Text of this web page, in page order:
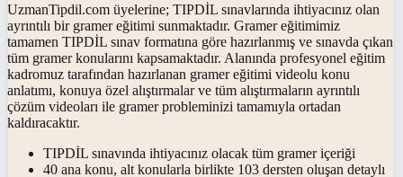
UzmanTipdil.com üyelerine; TIPDİL sınavlarında ihtiyacınız olan
ayrıntılı bir gramer eğitimi sunmaktadır. Gramer eğitimimiz
tamamen TIPDİL sınav formatına göre hazırlanmış ve sınavda çıkan
tüm gramer konularını kapsamaktadır. Alanında profesyonel eğitim
kadromuz tarafından hazırlanan gramer eğitimi videolu konu
anlatımı, konuya özel alıştırmalar ve tüm alıştırmaların ayrıntılı
çözüm videoları ile gramer probleminizi tamamıyla ortadan
kaldıracaktır.
TIPDİL sınavında ihtiyacınız olacak tüm gramer içeriği
40 ana konu, alt konularla birlikte 103 dersten oluşan detaylı